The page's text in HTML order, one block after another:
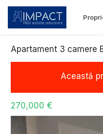
Apartament 3 camere
Această
270,000 €